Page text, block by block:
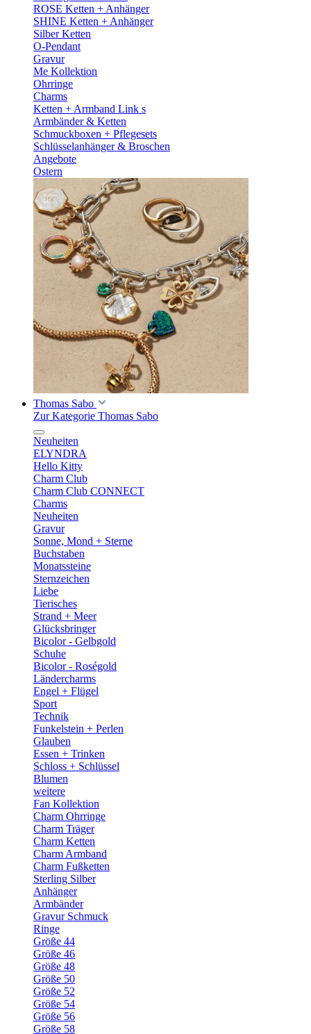
ROSE Ketten + Anhänger
SHINE Ketten + Anhänger
Silber Ketten
O-Pendant
Gravur
Me Kollektion
Ohrringe
Charms
Ketten + Armband Link s
Armbänder & Ketten
Schmuckboxen + Pflegesets
Schlüsselanhänger & Broschen
Angebote
Ostern
Thomas Sabo
Zur Kategorie Thomas Sabo
Neuheiten
ELYNDRA
Hello Kitty
Charm Club
Charm Club CONNECT
Charms
Neuheiten
Gravur
Sonne, Mond + Sterne
Buchstaben
Monatssteine
Sternzeichen
Liebe
Tierisches
Strand + Meer
Glücksbringer
Bicolor - Gelbgold
Schuhe
Bicolor - Roségold
Ländercharms
Engel + Flügel
Sport
Technik
Funkelstein + Perlen
Glauben
Essen + Trinken
Schloss + Schlüssel
Blumen
weitere
Fan Kollektion
Charm Ohrringe
Charm Träger
Charm Ketten
Charm Armband
Charm Fußketten
Sterling Silber
Anhänger
Armbänder
Gravur Schmuck
Ringe
Größe 44
Größe 46
Größe 48
Größe 50
Größe 52
Größe 54
Größe 56
Größe 58